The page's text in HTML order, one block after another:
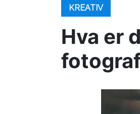
KREATIV
Hva er